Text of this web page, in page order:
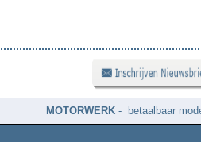
MOTORWERK- betaalbaar